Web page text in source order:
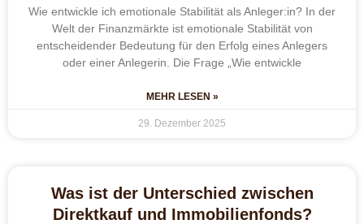
Wie entwickle ich emotionale Stabilität als Anleger:in? In der
Welt der Finanzmärkte ist emotionale Stabilität von
entscheidender Bedeutung für den Erfolg eines Anlegers
oder einer Anlegerin. Die Frage „Wie entwickle
MEHR LESEN »
29. Dezember 2025
Was ist der Unterschied zwischen
Direktkauf und Immobilienfonds?